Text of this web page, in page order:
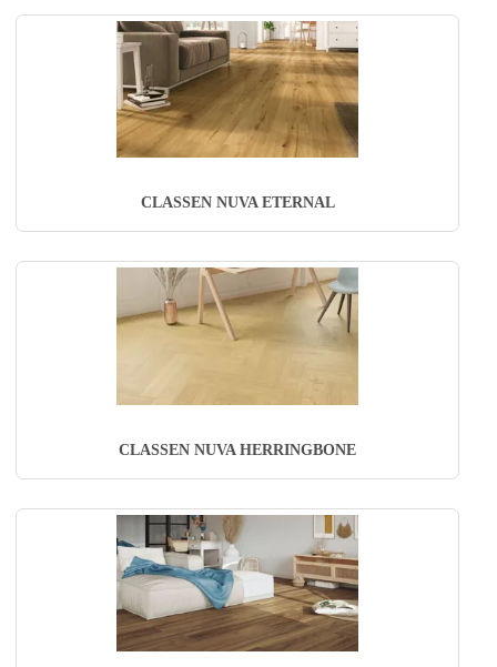
CLASSEN NUVA ETERNAL
CLASSEN NUVA HERRINGBONE